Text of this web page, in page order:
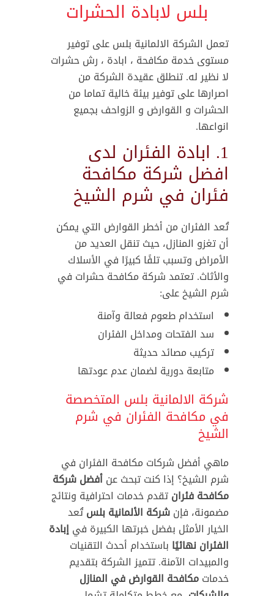
بلس لابادة الحشرات
تعمل الشركة الالمانية بلس على توفير
مستوى خدمة مكافحة ، ابادة ، رش حشرات
لا نظير له. تنطلق عقيدة الشركة من
اصرارها على توفير بيئة خالية تماما من
الحشرات و القوارض و الزواحف بجميع
انواعها.
1. ابادة الفئران لدى
افضل شركة مكافحة
فئران في شرم الشيخ
تُعد الفئران من أخطر القوارض التي يمكن
أن تغزو المنازل، حيث تنقل العديد من
الأمراض وتسبب تلفًا كبيرًا في الأسلاك
والأثاث. تعتمد شركة مكافحة حشرات في
شرم الشيخ على:
استخدام طعوم فعالة وآمنة
سد الفتحات ومداخل الفئران
تركيب مصائد حديثة
متابعة دورية لضمان عدم عودتها
شركة الالمانية بلس المتخصصة
في مكافحة الفئران في شرم
الشيخ
ماهي أفضل شركات مكافحة الفئران في
شرم الشيخ؟ إذا كنت تبحث عنأفضل شركة
مكافحة فئرانتقدم خدمات احترافية ونتائج
مضمونة، فإنشركة الألمانية بلستُعد
الخيار الأمثل بفضل خبرتها الكبيرة فيإبادة
الفئران نهائيًا باستخدام أحدث التقنيات
والمبيدات الآمنة. تتميز الشركة بتقديم
خدماتمكافحة القوارض في المنازل